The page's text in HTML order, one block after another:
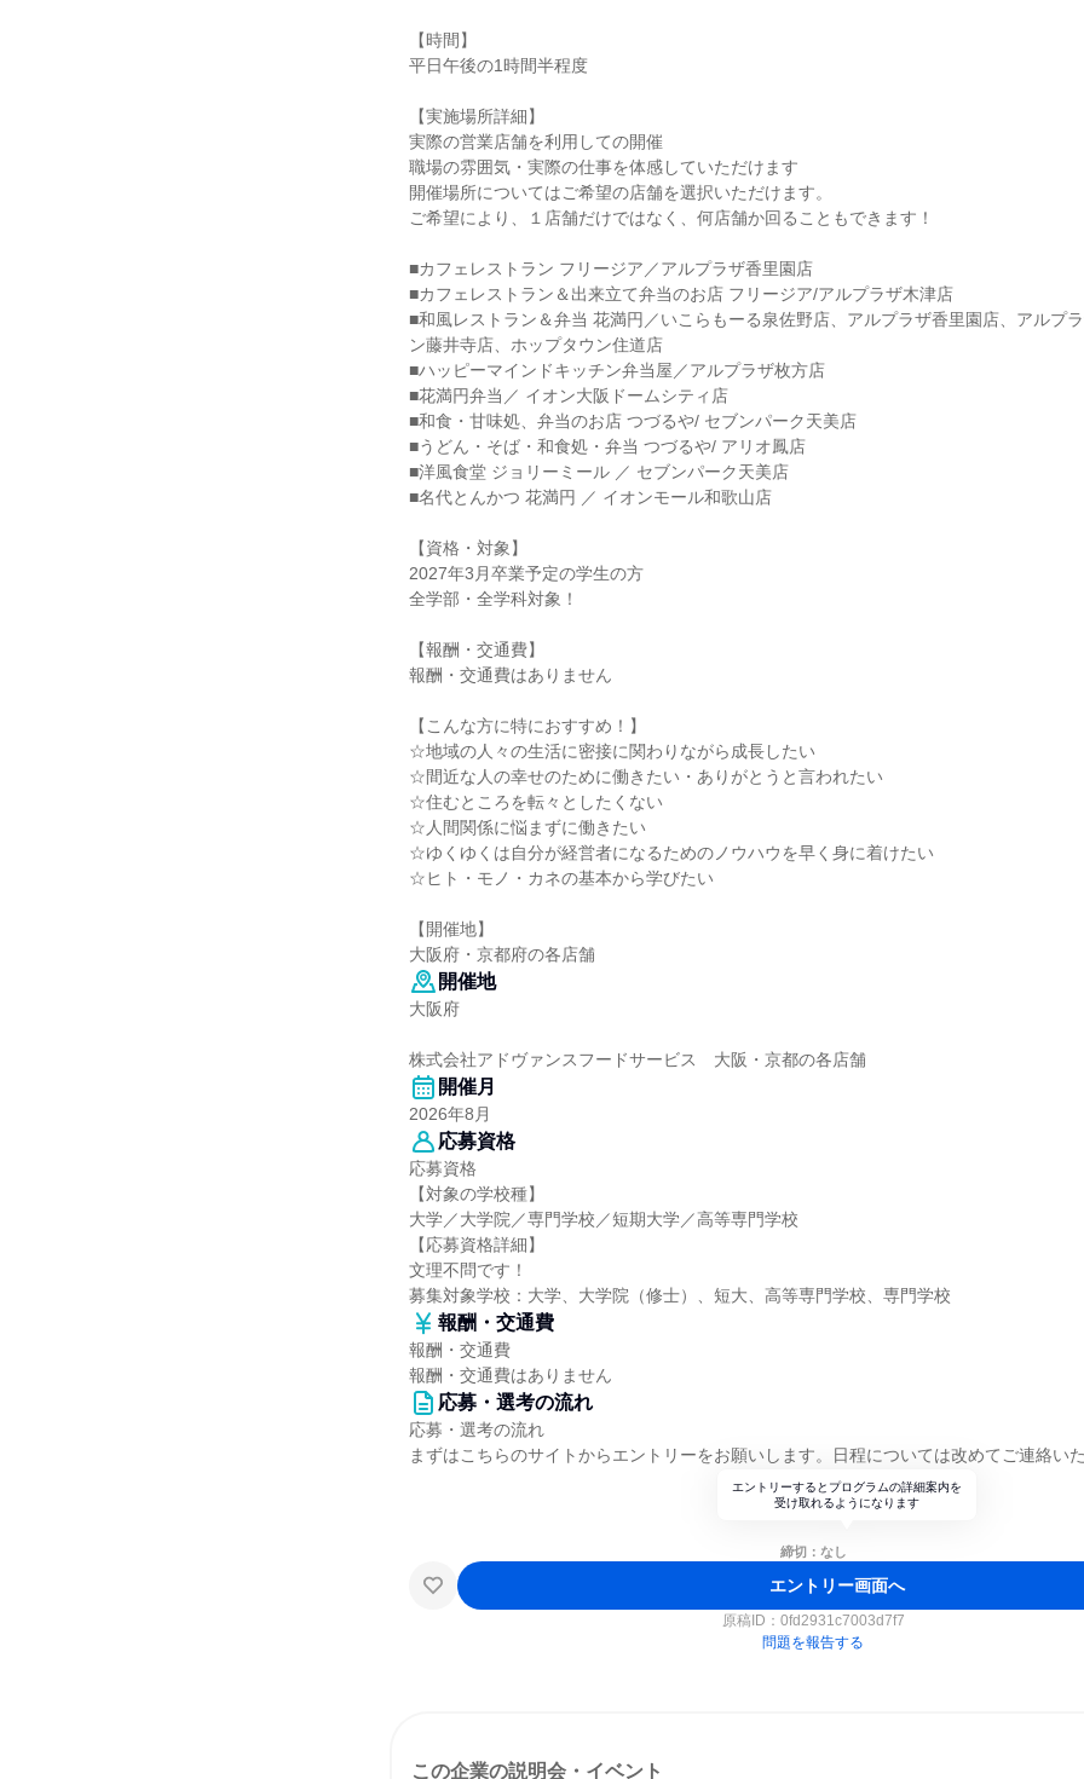
【時間】
平日午後の1時間半程度
【実施場所詳細】
実際の営業店舗を利用しての開催
職場の雰囲気・実際の仕事を体感していただけます
開催場所についてはご希望の店舗を選択いただけます。
ご希望により、１店舗だけではなく、何店舗か回ることもできます！
■カフェレストラン フリージア／アルプラザ香里園店
■カフェレストラン＆出来立て弁当のお店 フリージア/アルプラザ木津店
■和風レストラン＆弁当 花満円／いこらもーる泉佐野店、アルプラザ香里園店、アルプ
ン藤井寺店、ホップタウン住道店
■ハッピーマインドキッチン弁当屋／アルプラザ枚方店
■花満円弁当／ イオン大阪ドームシティ店
■和食・甘味処、弁当のお店 つづるや/ セブンパーク天美店
■うどん・そば・和食処・弁当 つづるや/ アリオ鳳店
■洋風食堂 ジョリーミール ／ セブンパーク天美店
■名代とんかつ 花満円 ／ イオンモール和歌山店
【資格・対象】
2027年3月卒業予定の学生の方
全学部・全学科対象！
【報酬・交通費】
報酬・交通費はありません
【こんな方に特におすすめ！】
☆地域の人々の生活に密接に関わりながら成長したい
☆間近な人の幸せのために働きたい・ありがとうと言われたい
☆住むところを転々としたくない
☆人間関係に悩まずに働きたい
☆ゆくゆくは自分が経営者になるためのノウハウを早く身に着けたい
☆ヒト・モノ・カネの基本から学びたい
【開催地】
大阪府・京都府の各店舗
開催地
大阪府
株式会社アドヴァンスフードサービス 大阪・京都の各店舗
開催月
2026年8月
応募資格
応募資格
【対象の学校種】
大学／大学院／専門学校／短期大学／高等専門学校
【応募資格詳細】
文理不問です！
募集対象学校：大学、大学院（修士）、短大、高等専門学校、専門学校
報酬・交通費
報酬・交通費
報酬・交通費はありません
応募・選考の流れ
応募・選考の流れ
まずはこちらのサイトからエントリーをお願いします。日程については改めてご連絡いた
エントリーするとプログラムの詳細案内を
受け取れるようになります
締切：なし
エントリー画面へ
原稿ID： 0fd2931c7003d7f7
問題を報告する
この企業の説明会・イベント